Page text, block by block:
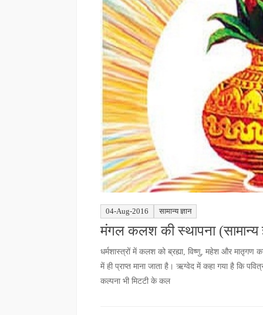
04-Aug-2016 सामान्य ज्ञान
मंगल कलश की स्थापना (सामान्य
धर्मशास्त्रों में कलश को ब्रह्या, विष्णु, महेश और
में ही प्राप्त माना जाता है। ऋग्वेद में कहा गया है कि
कल्पना भी मिटटी के कल